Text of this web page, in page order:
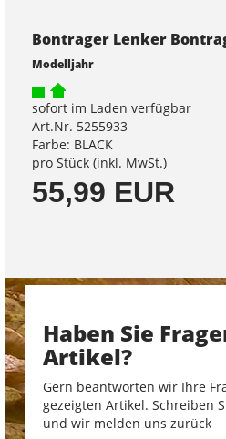
Bontrager Lenker
Modelljahr
sofort im Laden verfügbar
Art.Nr. 5255933
Farbe: BLACK
pro Stück (inkl. MwSt.)
55,99 EUR
Haben Sie
Artikel?
Gern beantworten wir Ihre
gezeigten Artikel. Schreiben
und wir melden uns zurück